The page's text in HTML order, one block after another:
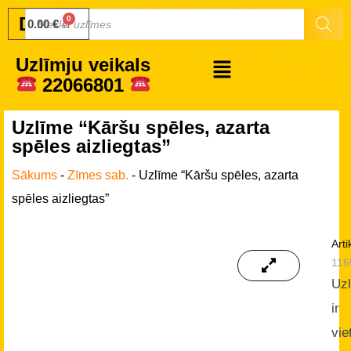
Druku.lv
0.00€
Uzlīmju veikals
22066801
Uzlīme “Kāršu spēles, azarta
spēles aizliegtas”
Sākums - Zīmes sab. - Uzlīme “Kāršu spēles, azarta
spēles aizliegtas”
ir